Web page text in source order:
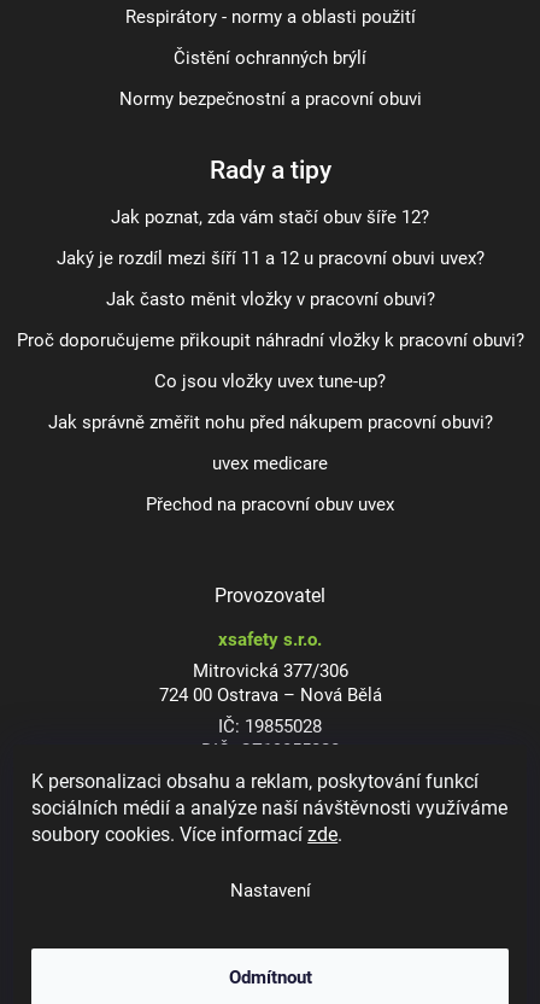
K personalizaci obsahu a reklam, poskytování funkcí
sociálních médií a analýze naší návštěvnosti využíváme
soubory cookies. Více informacízde.
Nastavení
Odmítnout
Respirátory - normy a oblasti použití
Čistění ochranných brýlí
Normy bezpečnostní a pracovní obuvi
Rady a tipy
Jak poznat, zda vám stačí obuv šíře 12?
Jaký je rozdíl mezi šíří 11 a 12 u pracovní obuvi uvex?
Jak často měnit vložky v pracovní obuvi?
Proč doporučujeme přikoupit náhradní vložky k pracovní obuvi?
Co jsou vložky uvex tune-up?
Jak správně změřit nohu před nákupem pracovní obuvi?
uvex medicare
Přechod na pracovní obuv uvex
Provozovatel
xsafety s.r.o.
Mitrovická 377/306
724 00 Ostrava – Nová Bělá
IČ: 19855028
DIČ: CZ19855028
Dioptrické ochranné brýle